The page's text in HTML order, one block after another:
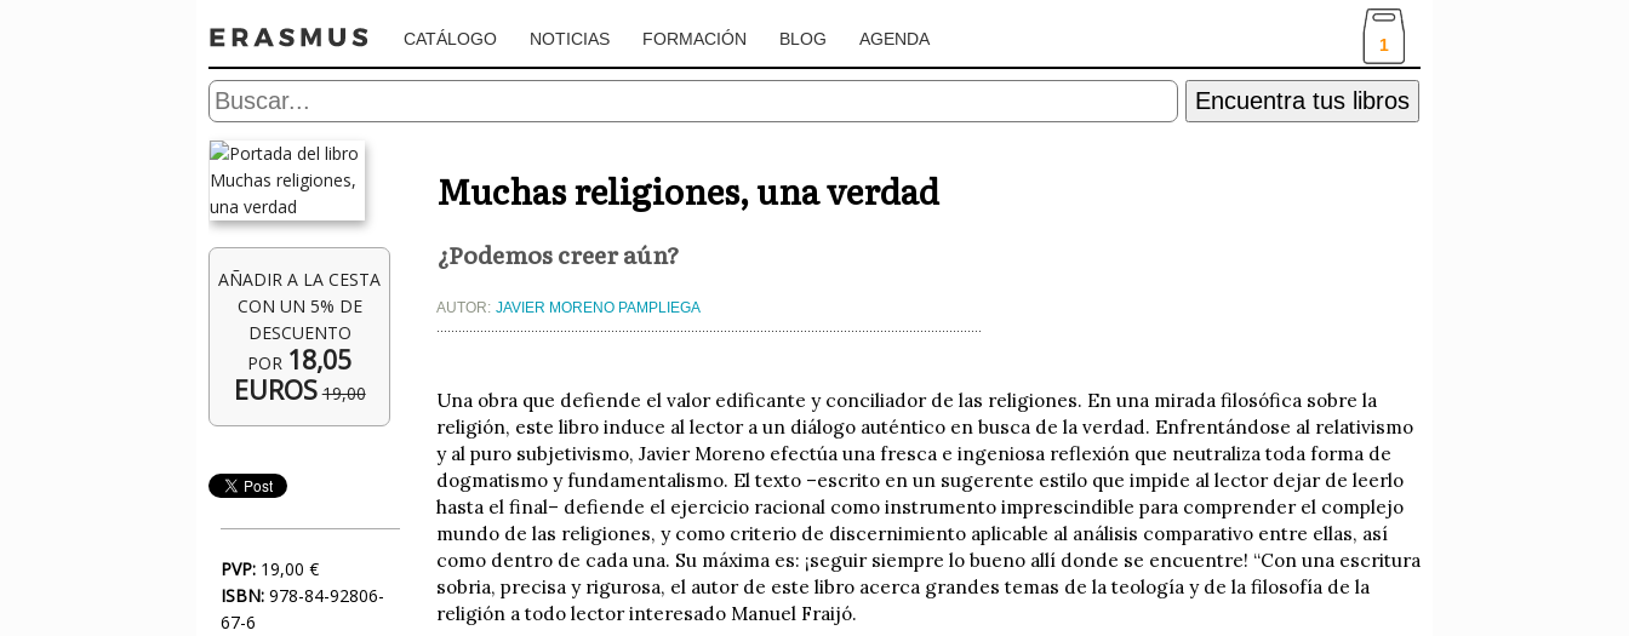
CATÁLOGO NOTICIAS FORMACIÓN BLOG AGENDA 1
Encuentra tus libros
AÑADIR A LA CESTA
CON UN 5% DE
DESCUENTO
POR 18,05
EUROS 19,00
PVP: 19,00 €
ISBN: 978-84-92806-
67-6
Muchas religiones, una verdad
¿Podemos creer aún?
AUTOR: JAVIER MORENO PAMPLIEGA
Una obra que defiende el valor edificante y conciliador de las religiones. En una mirada filosófica sobre la
religión, este libro induce al lector a un diálogo auténtico en busca de la verdad. Enfrentándose al relativismo
y al puro subjetivismo, Javier Moreno efectúa una fresca e ingeniosa reflexión que neutraliza toda forma de
dogmatismo y fundamentalismo. El texto –escrito en un sugerente estilo que impide al lector dejar de leerlo
hasta el final– defiende el ejercicio racional como instrumento imprescindible para comprender el complejo
mundo de las religiones, y como criterio de discernimiento aplicable al análisis comparativo entre ellas, así
como dentro de cada una. Su máxima es: ¡seguir siempre lo bueno allí donde se encuentre! “Con una escritura
sobria, precisa y rigurosa, el autor de este libro acerca grandes temas de la teología y de la filosofía de la
religión a todo lector interesado Manuel Fraijó.